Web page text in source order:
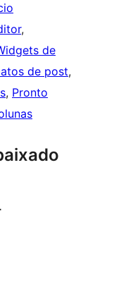
de
de post
, Pronto